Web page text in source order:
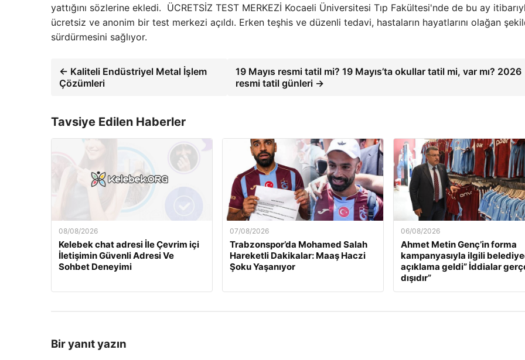
yattığını sözlerine ekledi. ÜCRETSİZ TEST MERKEZİ Kocaeli Üniversitesi Tıp Fakültesi'nde de bu ay
ücretsiz ve anonim bir test merkezi açıldı. Erken teşhis ve düzenli tedavi, hastaların hayatlarını olağan
sürdürmesini sağlıyor.
← Kaliteli Endüstriyel Metal İşlem
Çözümleri
19 Mayıs resmi tatil mi? 19 Mayıs’ta okullar tatil mi, var mı? 2026
resmi tatil günleri →
Tavsiye Edilen Haberler
08/08/2026
Kelebek chat adresi İle Çevrim içi
İletişimin Güvenli Adresi Ve
Sohbet Deneyimi
07/08/2026
Trabzonspor’da Mohamed Salah
Hareketli Dakikalar: Maaş Haczi
Şoku Yaşanıyor
06/08/2026
Ahmet Metin Genç’in forma
kampanyasıyla ilgili
açıklama geldi” İddialar
dışıdır”
Bir yanıt yazın